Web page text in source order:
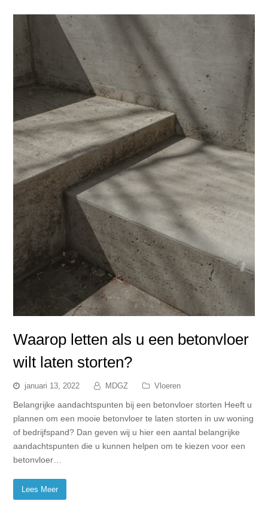
Waarop letten als u een betonvloer
wilt laten storten?
januari 13, 2022 MDGZ Vloeren
Belangrijke aandachtspunten bij een betonvloer storten Heeft u
plannen om een mooie betonvloer te laten storten in uw woning
of bedrijfspand? Dan geven wij u hier een aantal belangrijke
aandachtspunten die u kunnen helpen om te kiezen voor een
betonvloer…
Lees Meer